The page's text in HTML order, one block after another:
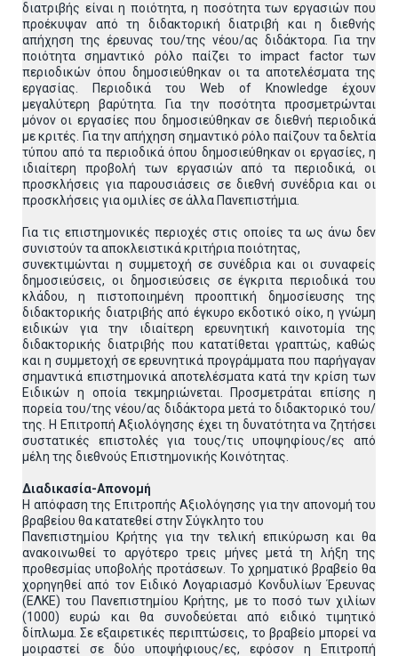
διατριβής είναι η ποιότητα, η ποσότητα των εργασιών που
προέκυψαν από τη διδακτορική διατριβή και η διεθνής
απήχηση της έρευνας του/της νέου/ας διδάκτορα. Για την
ποιότητα σημαντικό ρόλο παίζει το impact factor των
περιοδικών όπου δημοσιεύθηκαν οι τα αποτελέσματα της
εργασίας. Περιοδικά του Web of Knowledge έχουν
μεγαλύτερη βαρύτητα. Για την ποσότητα προσμετρώνται
μόνον οι εργασίες που δημοσιεύθηκαν σε διεθνή περιοδικά
με κριτές. Για την απήχηση σημαντικό ρόλο παίζουν τα δελτία
τύπου από τα περιοδικά όπου δημοσιεύθηκαν οι εργασίες, η
ιδιαίτερη προβολή των εργασιών από τα περιοδικά, οι
προσκλήσεις για παρουσιάσεις σε διεθνή συνέδρια και οι
προσκλήσεις για ομιλίες σε άλλα Πανεπιστήμια.
Για τις επιστημονικές περιοχές στις οποίες τα ως άνω δεν
συνιστούν τα αποκλειστικά κριτήρια ποιότητας,
συνεκτιμώνται η συμμετοχή σε συνέδρια και οι συναφείς
δημοσιεύσεις, οι δημοσιεύσεις σε έγκριτα περιοδικά του
κλάδου, η πιστοποιημένη προοπτική δημοσίευσης της
διδακτορικής διατριβής από έγκυρο εκδοτικό οίκο, η γνώμη
ειδικών για την ιδιαίτερη ερευνητική καινοτομία της
διδακτορικής διατριβής που κατατίθεται γραπτώς, καθώς
και η συμμετοχή σε ερευνητικά προγράμματα που παρήγαγαν
σημαντικά επιστημονικά αποτελέσματα κατά την κρίση των
Ειδικών η οποία τεκμηριώνεται. Προσμετράται επίσης η
πορεία του/της νέου/ας διδάκτορα μετά το διδακτορικό του/
της. Η Επιτροπή Αξιολόγησης έχει τη δυνατότητα να ζητήσει
συστατικές επιστολές για τους/τις υποψηφίους/ες από
μέλη της διεθνούς Επιστημονικής Κοινότητας.
Διαδικασία-Απονομή
Η απόφαση της Επιτροπής Αξιολόγησης για την απονομή του
βραβείου θα κατατεθεί στην Σύγκλητο του
Πανεπιστημίου Κρήτης για την τελική επικύρωση και θα
ανακοινωθεί το αργότερο τρεις μήνες μετά τη λήξη της
προθεσμίας υποβολής προτάσεων. Το χρηματικό βραβείο θα
χορηγηθεί από τον Ειδικό Λογαριασμό Κονδυλίων Έρευνας
(ΕΛΚΕ) του Πανεπιστημίου Κρήτης, με το ποσό των χιλίων
(1000) ευρώ και θα συνοδεύεται από ειδικό τιμητικό
δίπλωμα. Σε εξαιρετικές περιπτώσεις, το βραβείο μπορεί να
μοιραστεί σε δύο υποψήφιους/ες, εφόσον η Επιτροπή